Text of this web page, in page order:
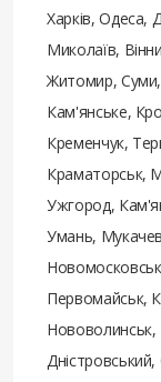
Харків, Одеса,
Миколаїв,
Житомир, Суми,
Кам'янське,
Кременчук,
Краматорськ,
Ужгород,
Умань,
Первомайськ,
Нововолинськ,